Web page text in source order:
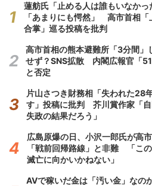
蓮舫氏「止める人は誰もいなかっ
「あまりにも愕然」 高市首相「
合掌」巡る投稿を批判
高市首相の熊本避難所「3分間」
せず？SNS拡散 内閣広報官「
と否定
片山さつき財務相「失われた28
す」投稿に批判 芥川賞作家「
失政の結果だろう」
広島原爆の日、小沢一郎氏が高
「戦前回帰路線」と非難 「こ
滅亡に向かいかねない」
AVで稼いだ金は「汚い金」な